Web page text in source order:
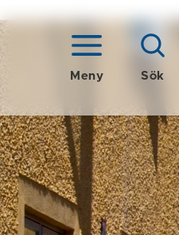
Meny Sök